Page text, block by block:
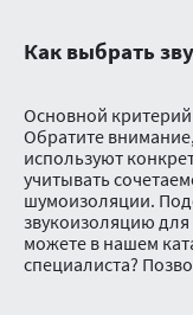
Как выбрать
Основной
Обратите
используют
учитывать
шумоизоляции.
звукоизоляцию
можете в нашем
специалиста?